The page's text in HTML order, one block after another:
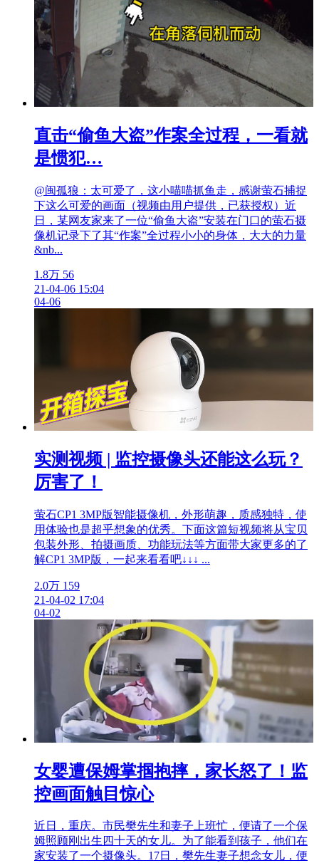
直击“偷鱼大盗”作案全过程，一看就
是惯犯…
@闽孤狼：太可爱了，这小喵喵抓鱼走，感谢萤石捕捉
下这么可爱的画面（视频由用户提供，已获授权）近
日，某网友家来了一位“偷鱼大盗”安装在门口的萤石摄
像机记录下了其“作案”全过程小小的身体，大大的力量
&nb...
1.8万 56
21-04-06 15:04
04-06
实测视频 | 监控摄像头还能这么玩？
厉害了！
萤石CP1 3MP版智能摄像机，外形萌趣，质感独特，使
用体验也是超乎想象的优秀。下面这篇短视频将从宝贝
包装外形、拍摄画质、功能玩法等方面带大家更多的了
解CP1 3MP版，一起来看看吧↓↓↓ ...
2.0万 159
21-04-02 17:04
04-02
女婴遭保姆掌掴抱摔，家长怒了！监
控画面触目惊心
近日，重庆。市民樊先生和妻子上班忙，便请了一个保
姆照顾刚出生四十天的女儿。为了能看到孩子，他们在
家安装了一个摄像头。17日，樊先生妻子想念女儿，便